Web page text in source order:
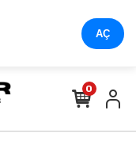
AÇ
0